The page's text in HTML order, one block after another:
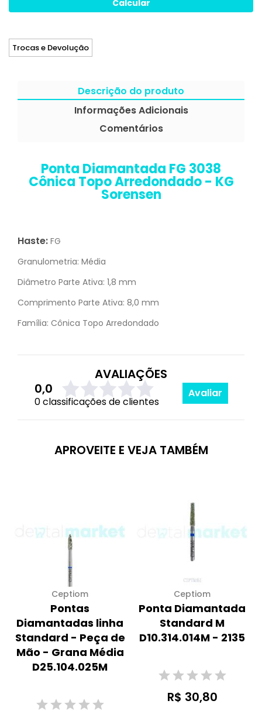
Trocas e Devolução
Descrição do produto
Informações Adicionais
Comentários
Ponta Diamantada FG 3038
Cônica Topo Arredondado - KG
Sorensen
Haste: FG
Granulometria: Média
Diâmetro Parte Ativa: 1,8 mm
Comprimento Parte Ativa: 8,0 mm
Família: Cônica Topo Arredondado
AVALIAÇÕES
0,0
0 classificações de clientes
Avaliar
APROVEITE E VEJA TAMBÉM
Ceptiom
Pontas
Diamantadas linha
Standard - Peça de
Mão - Grana Média
D25.104.025M
Ceptiom
Ponta Diamantada
Standard M
D10.314.014M - 2135
R$ 30,80